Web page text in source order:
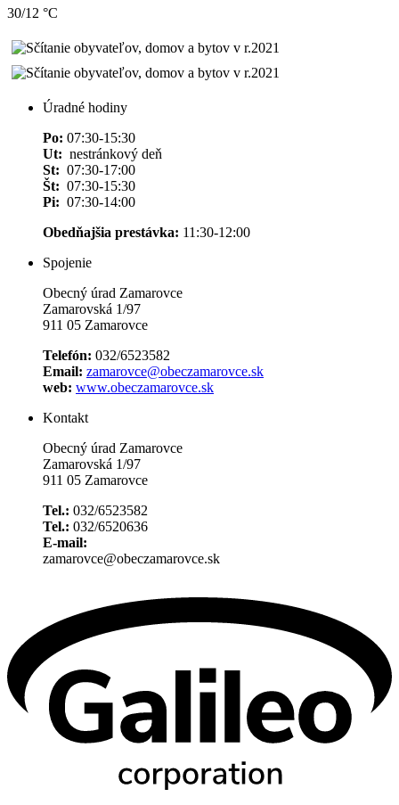
30/12 °C
Úradné hodiny
Po: 07:30-15:30
Ut: nestránkový deň
St: 07:30-17:00
Št: 07:30-15:30
Pi: 07:30-14:00
Obedňajšia prestávka: 11:30-12:00
Spojenie
Obecný úrad Zamarovce
Zamarovská 1/97
911 05 Zamarovce
Telefón: 032/6523582
Email: zamarovce@obeczamarovce.sk
web: www.obeczamarovce.sk
Kontakt
Obecný úrad Zamarovce
Zamarovská 1/97
911 05 Zamarovce
Tel.: 032/6523582
Tel.: 032/6520636
E-mail:
zamarovce@obeczamarovce.sk